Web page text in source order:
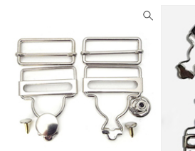
펠트부자재 의류부자재
인형부자재 신생아용품
비즈/수술/솜방울 커튼부자재